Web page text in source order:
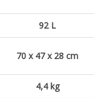
92 L
70 x 47 x 28 cm
4,4 kg